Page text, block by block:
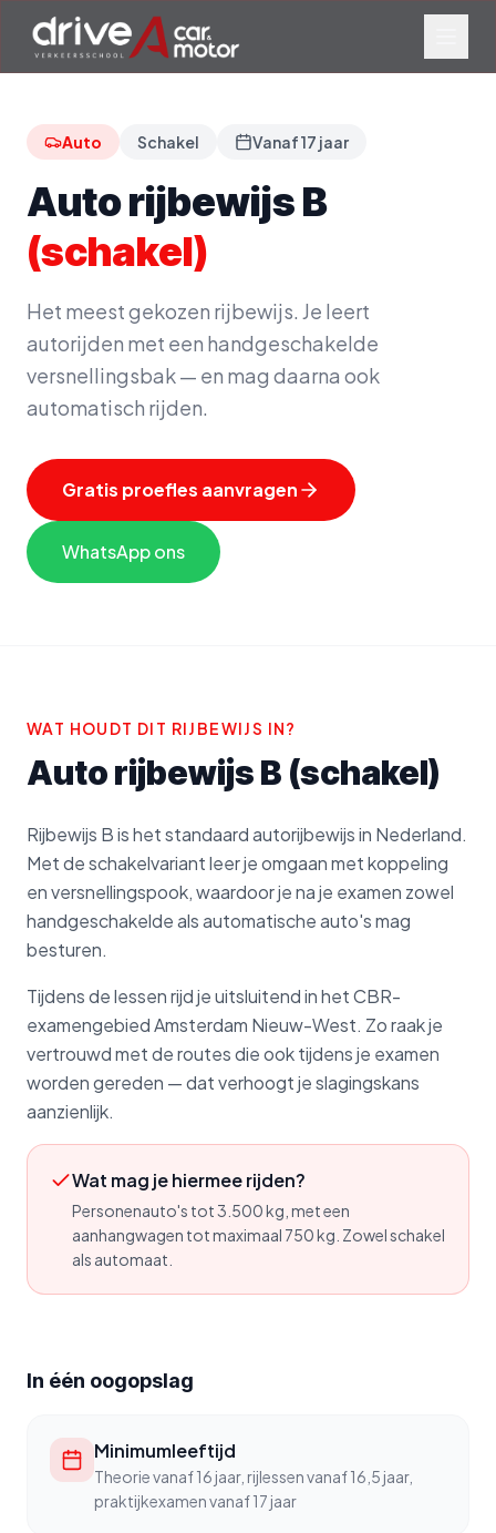
Auto Schakel Vanaf17 jaar
Auto rijbewijs B
(schakel)
Het meest gekozen rijbewijs. Je leert
autorijden met een handgeschakelde
versnellingsbak — en mag daarna ook
automatisch rijden.
Gratis proefles aanvragen
WhatsApp ons
WAT HOUDT DIT RIJBEWIJS IN?
Auto rijbewijs B (schakel)
Rijbewijs B is het standaard autorijbewijs in Nederland.
Met de schakelvariant leer je omgaan met koppeling
en versnellingspook, waardoor je na je examen zowel
handgeschakelde als automatische auto's mag
besturen.
Tijdens de lessen rijd je uitsluitend in het CBR-
examengebied Amsterdam Nieuw-West. Zo raak je
vertrouwd met de routes die ook tijdens je examen
worden gereden — dat verhoogt je slagingskans
aanzienlijk.
Wat mag je hiermee rijden?
Personenauto's tot 3.500 kg, met een
aanhangwagen tot maximaal 750 kg. Zowel schakel
als automaat.
In één oogopslag
Minimumleeftijd
Theorie vanaf 16 jaar, rijlessen vanaf 16,5 jaar,
praktijkexamen vanaf 17 jaar